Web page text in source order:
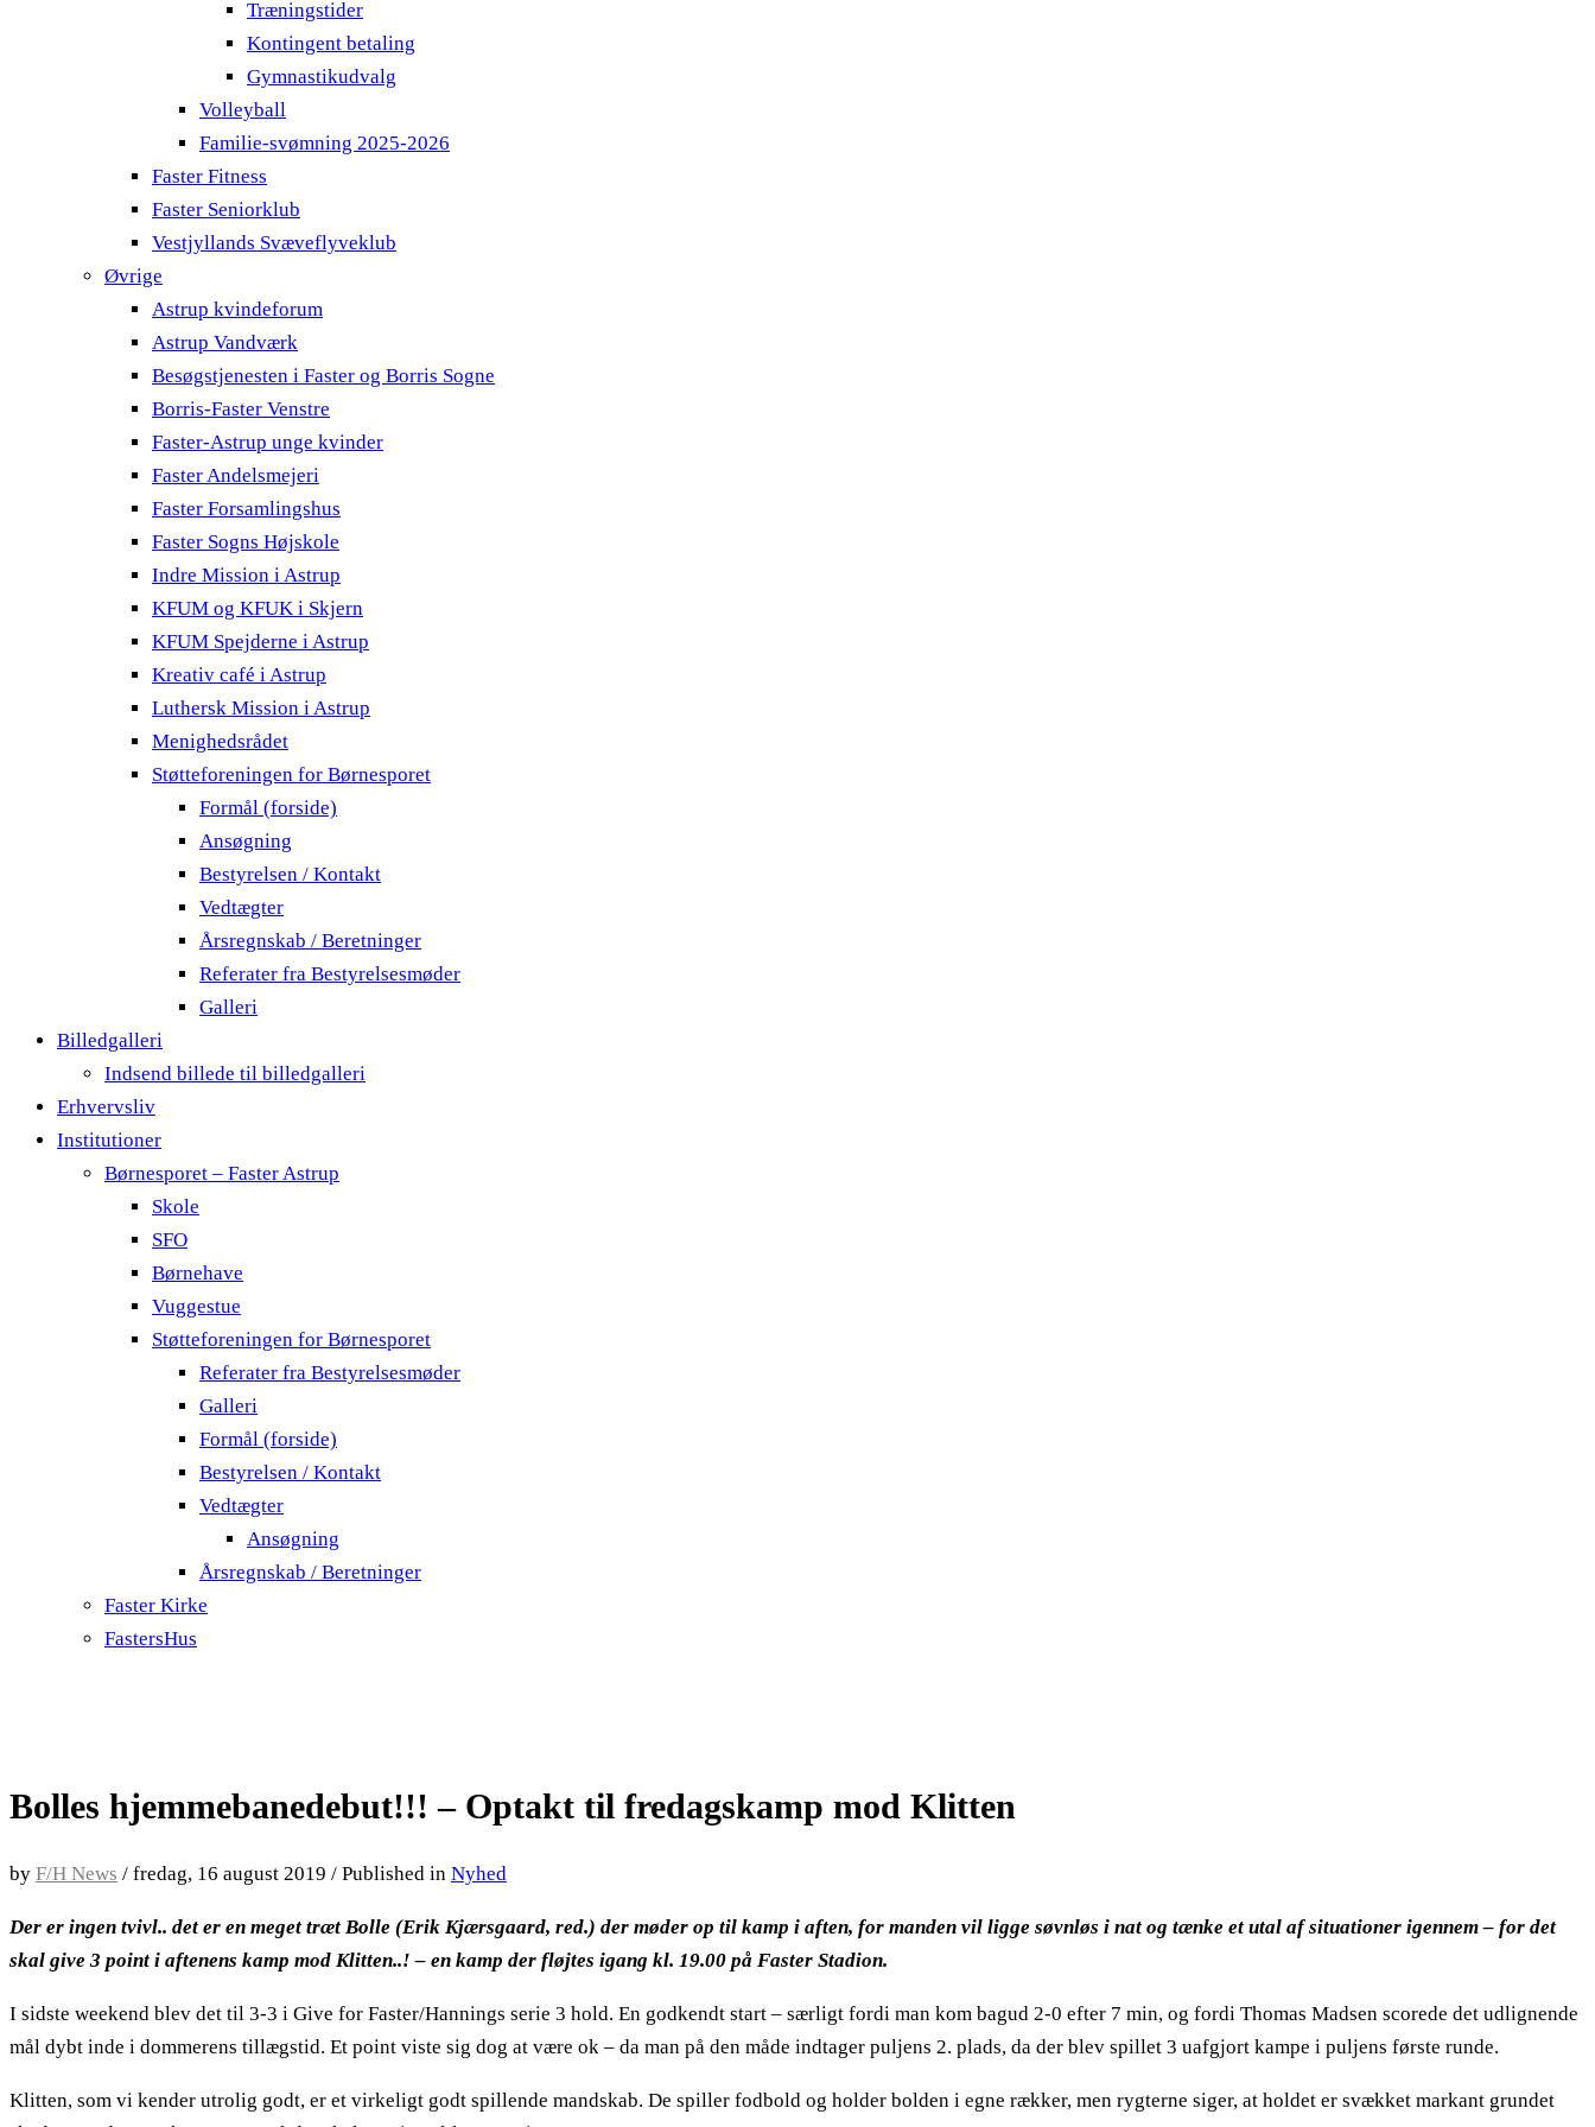
Træningstider
Kontingent betaling
Gymnastikudvalg
Volleyball
Familie-svømning 2025-2026
Faster Fitness
Faster Seniorklub
Vestjyllands Svæveflyveklub
Øvrige
Astrup kvindeforum
Astrup Vandværk
Besøgstjenesten i Faster og Borris Sogne
Borris-Faster Venstre
Faster-Astrup unge kvinder
Faster Andelsmejeri
Faster Forsamlingshus
Faster Sogns Højskole
Indre Mission i Astrup
KFUM og KFUK i Skjern
KFUM Spejderne i Astrup
Kreativ café i Astrup
Luthersk Mission i Astrup
Menighedsrådet
Støtteforeningen for Børnesporet
Formål (forside)
Ansøgning
Bestyrelsen / Kontakt
Vedtægter
Årsregnskab / Beretninger
Referater fra Bestyrelsesmøder
Galleri
Billedgalleri
Indsend billede til billedgalleri
Erhvervsliv
Institutioner
Børnesporet – Faster Astrup
Skole
SFO
Børnehave
Vuggestue
Støtteforeningen for Børnesporet
Referater fra Bestyrelsesmøder
Galleri
Formål (forside)
Bestyrelsen / Kontakt
Vedtægter
Ansøgning
Årsregnskab / Beretninger
Faster Kirke
FastersHus
Bolles hjemmebanedebut!!! – Optakt til fredagskamp mod Klitten
by F/H News / fredag, 16 august 2019 / Published in Nyhed
Der er ingen tvivl.. det er en meget træt Bolle (Erik Kjærsgaard, red.) der møder op til kamp i aften, for manden vil ligge søvnløs i nat og tænke et utal af situationer igennem – for det
skal give 3 point i aftenens kamp mod Klitten..! – en kamp der fløjtes igang kl. 19.00 på Faster Stadion.
I sidste weekend blev det til 3-3 i Give for Faster/Hannings serie 3 hold. En godkendt start – særligt fordi man kom bagud 2-0 efter 7 min, og fordi Thomas Madsen scorede det udlignende
mål dybt inde i dommerens tillægstid. Et point viste sig dog at være ok – da man på den måde indtager puljens 2. plads, da der blev spillet 3 uafgjort kampe i puljens første runde.
Klitten, som vi kender utrolig godt, er et virkeligt godt spillende mandskab. De spiller fodbold og holder bolden i egne rækker, men rygterne siger, at holdet er svækket markant grundet